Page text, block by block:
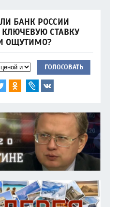
БАНК РОССИИ
КЛЮЧЕВУЮ СТАВКУ
ОЩУТИМО?
ГОЛОСОВАТЬ